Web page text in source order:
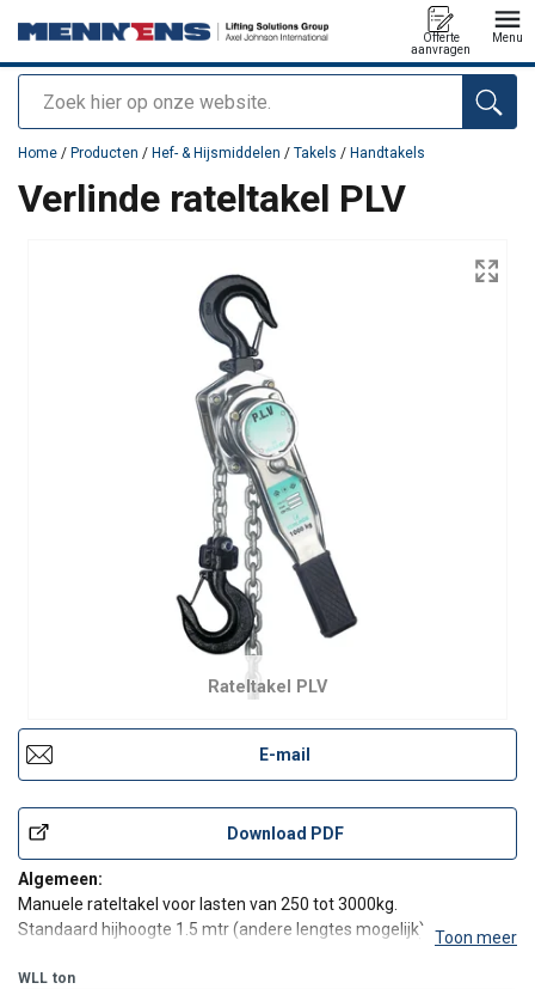
Zoeken
Offerte
aanvragen
Menu
toegevoegd aan uw offerte
Home / Producten / Hef- & Hijsmiddelen / Takels / Handtakels
Verlinde rateltakel PLV
Rateltakel PLV
E-mail
Download PDF
Algemeen:
Manuele rateltakel voor lasten van 250 tot 3000kg.
Standaard hijhoogte 1.5 mtr (andere lengtes mogelijk)
- Robuust, compact, lichtgewicht en makkelijk hanteerbaar.
Toon meer
WLL ton